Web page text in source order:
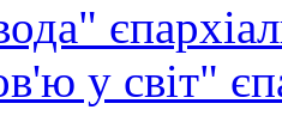
у світ"